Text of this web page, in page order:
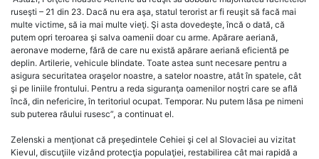
ruseşti – 21 din 23. Dacă nu era aşa, statul terorist ar fi reuşit să facă mai
multe victime, să ia mai multe vieţi. Şi asta dovedeşte, încă o dată, că
putem opri teroarea şi salva oamenii doar cu arme. Apărare aeriană,
aeronave moderne, fără de care nu există apărare aeriană eficientă pe
deplin. Artilerie, vehicule blindate. Toate astea sunt necesare pentru a
asigura securitatea oraşelor noastre, a satelor noastre, atât în spatele, cât
şi pe liniile frontului. Pentru a reda siguranţa oamenilor noştri care se află
încă, din nefericire, în teritoriul ocupat. Temporar. Nu putem lăsa pe nimeni
sub puterea răului rusesc”, a continuat el.
Zelenski a menţionat că preşedintele Cehiei şi cel al Slovaciei au vizitat
Kievul, discuţiile vizând protecţia populaţiei, restabilirea cât mai rapidă a